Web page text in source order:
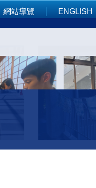
網站導覽 ENGLISH